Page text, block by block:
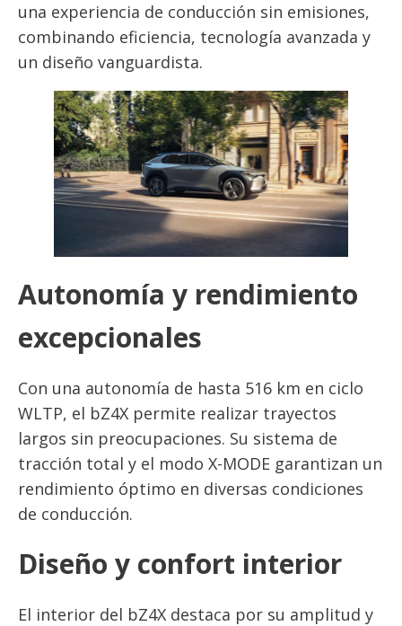
una experiencia de conducción sin emisiones,
combinando eficiencia, tecnología avanzada y
un diseño vanguardista.
Autonomía y rendimiento
excepcionales
Con una autonomía de hasta 516 km en ciclo
WLTP, el bZ4X permite realizar trayectos
largos sin preocupaciones. Su sistema de
tracción total y el modo X-MODE garantizan un
rendimiento óptimo en diversas condiciones
de conducción.
Diseño y confort interior
El interior del bZ4X destaca por su amplitud y